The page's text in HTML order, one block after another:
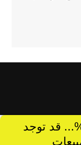
تصل الى 40 %... قد توجد